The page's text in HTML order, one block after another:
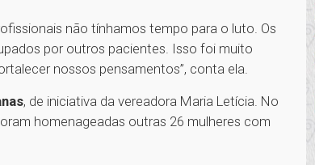
não tínhamos tempo para o luto. Os
por outros pacientes. Isso foi muito
nossos pensamentos”, conta ela.
, de iniciativa da vereadora Maria Letícia. No
homenageadas outras 26 mulheres com